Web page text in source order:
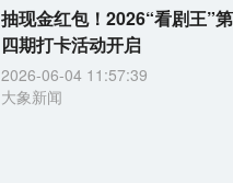
抽现金红包！2026“看剧王”第
四期打卡活动开启
2026-06-04 11:57:39
大象新闻